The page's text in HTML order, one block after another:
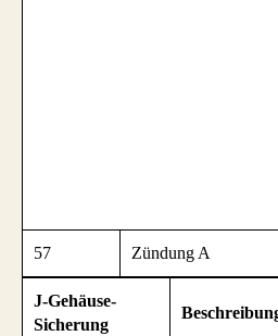
57 Zündung A
J-Gehäuse-
Sicherung